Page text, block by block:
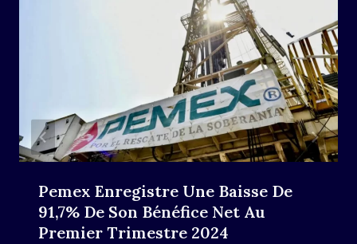
Pemex Enregistre Une Baisse De
91,7% De Son Bénéfice Net Au
Premier Trimestre 2024